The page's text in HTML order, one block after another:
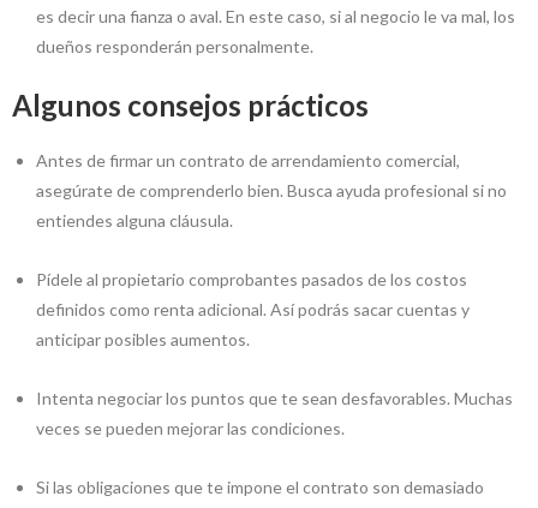
es decir una fianza o aval. En este caso, si al negocio le va mal, los
dueños responderán personalmente.
Algunos consejos prácticos
Antes de firmar un contrato de arrendamiento comercial,
asegúrate de comprenderlo bien. Busca ayuda profesional si no
entiendes alguna cláusula.
Pídele al propietario comprobantes pasados de los costos
definidos como renta adicional. Así podrás sacar cuentas y
anticipar posibles aumentos.
Intenta negociar los puntos que te sean desfavorables. Muchas
veces se pueden mejorar las condiciones.
Si las obligaciones que te impone el contrato son demasiado